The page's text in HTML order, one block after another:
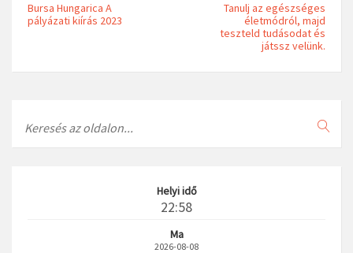
Bursa Hungarica A
pályázati kiírás 2023
Tanulj az egészséges
életmódról, majd
teszteld tudásodat és
játssz velünk.
Helyi idő
22:58
Ma
2026-08-08